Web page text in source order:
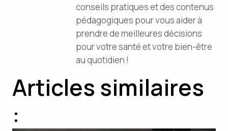
conseils pratiques et des contenus
pédagogiques pour vous aider à
prendre de meilleures décisions
pour votre santé et votre bien-être
au quotidien !
Articles similaires
: